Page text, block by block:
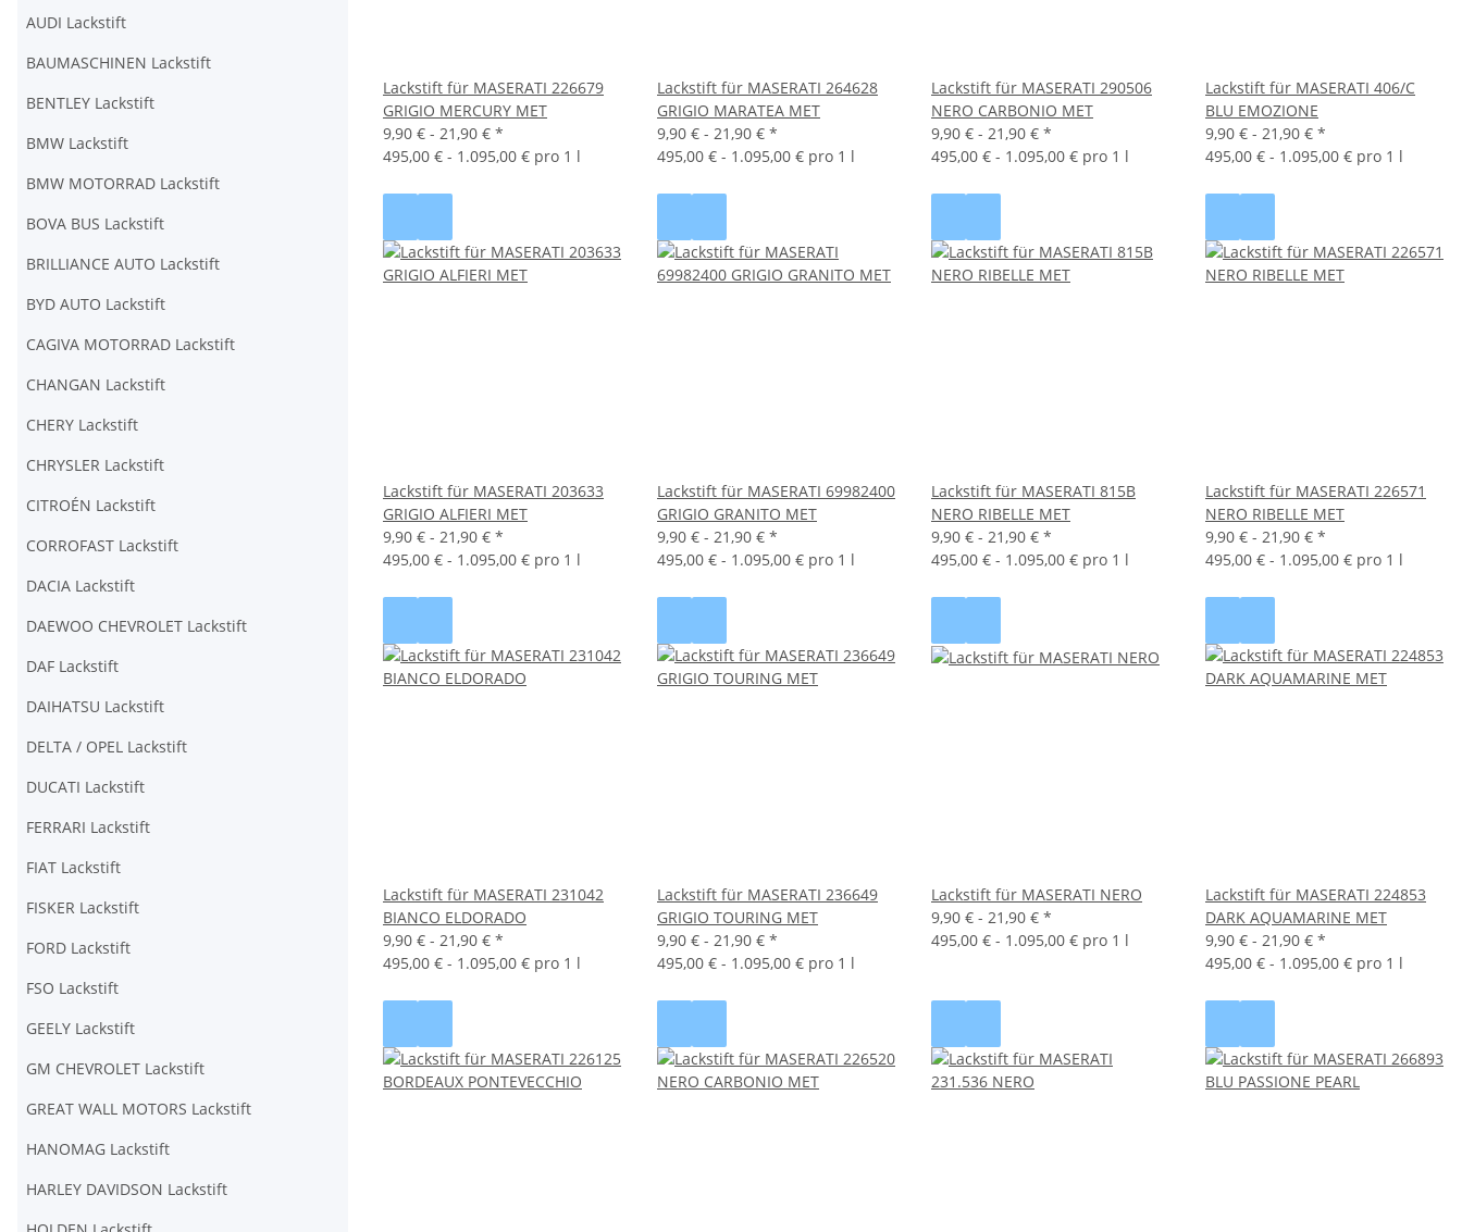
Lackstift für MASERATI 226679
GRIGIO MERCURY MET
9,90 € - 21,90 € *
495,00 € - 1.095,00 € pro 1 l
Lackstift für MASERATI 264628
GRIGIO MARATEA MET
9,90 € - 21,90 € *
495,00 € - 1.095,00 € pro 1 l
Lackstift für MASERATI 290506
NERO CARBONIO MET
9,90 € - 21,90 € *
495,00 € - 1.095,00 € pro 1 l
Lackstift für MASERATI 406/C
BLU EMOZIONE
9,90 € - 21,90 € *
495,00 € - 1.095,00 € pro 1 l
Lackstift für MASERATI 203633
GRIGIO ALFIERI MET
9,90 € - 21,90 € *
495,00 € - 1.095,00 € pro 1 l
Lackstift für MASERATI 69982400
GRIGIO GRANITO MET
9,90 € - 21,90 € *
495,00 € - 1.095,00 € pro 1 l
Lackstift für MASERATI 815B
NERO RIBELLE MET
9,90 € - 21,90 € *
495,00 € - 1.095,00 € pro 1 l
Lackstift für MASERATI 226571
NERO RIBELLE MET
9,90 € - 21,90 € *
495,00 € - 1.095,00 € pro 1 l
Lackstift für MASERATI 231042
BIANCO ELDORADO
9,90 € - 21,90 € *
495,00 € - 1.095,00 € pro 1 l
Lackstift für MASERATI 236649
GRIGIO TOURING MET
9,90 € - 21,90 € *
495,00 € - 1.095,00 € pro 1 l
Lackstift für MASERATI NERO
9,90 € - 21,90 € *
495,00 € - 1.095,00 € pro 1 l
Lackstift für MASERATI 224853
DARK AQUAMARINE MET
9,90 € - 21,90 € *
495,00 € - 1.095,00 € pro 1 l
AUDI Lackstift
BAUMASCHINEN Lackstift
BENTLEY Lackstift
BMW Lackstift
BMW MOTORRAD Lackstift
BOVA BUS Lackstift
BRILLIANCE AUTO Lackstift
BYD AUTO Lackstift
CAGIVA MOTORRAD Lackstift
CHANGAN Lackstift
CHERY Lackstift
CHRYSLER Lackstift
CITROÉN Lackstift
CORROFAST Lackstift
DACIA Lackstift
DAEWOO CHEVROLET Lackstift
DAF Lackstift
DAIHATSU Lackstift
DELTA / OPEL Lackstift
DUCATI Lackstift
FERRARI Lackstift
FIAT Lackstift
FISKER Lackstift
FORD Lackstift
FSO Lackstift
GEELY Lackstift
GM CHEVROLET Lackstift
GREAT WALL MOTORS Lackstift
HANOMAG Lackstift
HARLEY DAVIDSON Lackstift